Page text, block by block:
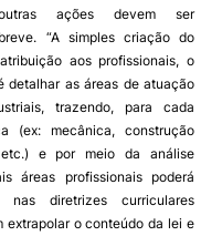
ações devem ser
“A simples criação do
aos profissionais, o
detalhar as áreas de atuação
trazendo, para cada
(ex: mecânica, construção
e por meio da análise
áreas profissionais poderá
diretrizes curriculares
extrapolar o conteúdo da lei e